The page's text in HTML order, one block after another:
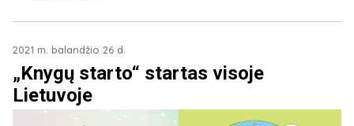
2021 m. balandžio 26 d.
„Knygų starto“ startas visoje
Lietuvoje